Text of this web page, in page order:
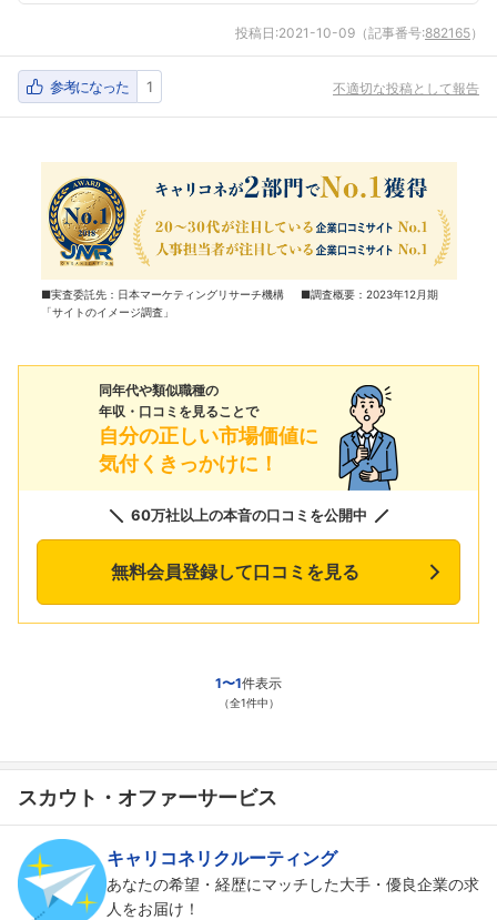
投稿日:2021-10-09 （記事番号:882165）
参考になった 1 不適切な投稿として報告
■実査委託先：日本マーケティングリサーチ機構 ■調査概要：2023年12月期
「サイトのイメージ調査」
同年代や類似職種の
年収・口コミを見ることで
自分の正しい市場価値に
気付くきっかけに！
60万社以上の本音の口コミを公開中
無料会員登録して口コミを見る
1〜1件表示
（全1件中）
スカウト・オファーサービス
キャリコネリクルーティング
あなたの希望・経歴にマッチした大手・優良企業の求
人をお届け！